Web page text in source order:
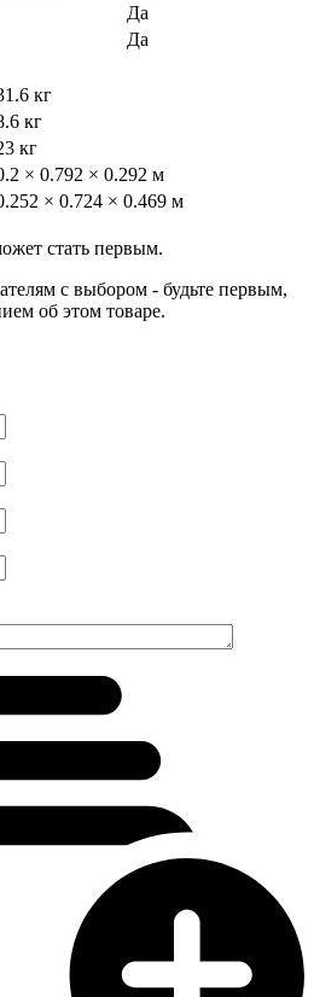
Да
Да
кг
кг
кг
× 0.792 × 0.292 м
× 0.724 × 0.469 м
стать первым.
с выбором - будьте первым,
об этом товаре.